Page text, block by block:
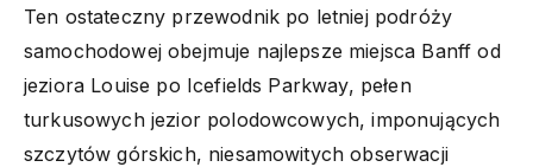
Ten ostateczny przewodnik po letniej podróży
samochodowej obejmuje najlepsze miejsca Banff od
jeziora Louise po Icefields Parkway, pełen
turkusowych jezior polodowcowych, imponujących
szczytów górskich, niesamowitych obserwacji